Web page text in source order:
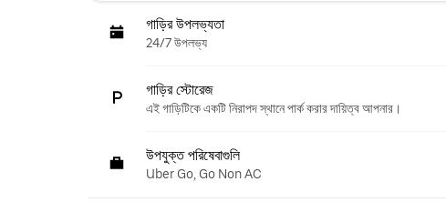
গাড়ির উপলভ্যতা
24/7 উপলভ্য
গাড়ির স্টোরেজ
এই গাড়িটিকে একটি নিরাপদ স্থানে পার্ক করার দায়িত্ব আপনার।
উপযুক্ত পরিষেবাগুলি
Uber Go, Go Non AC